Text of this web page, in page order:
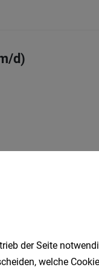
d)
Mail.
der Seite
welche